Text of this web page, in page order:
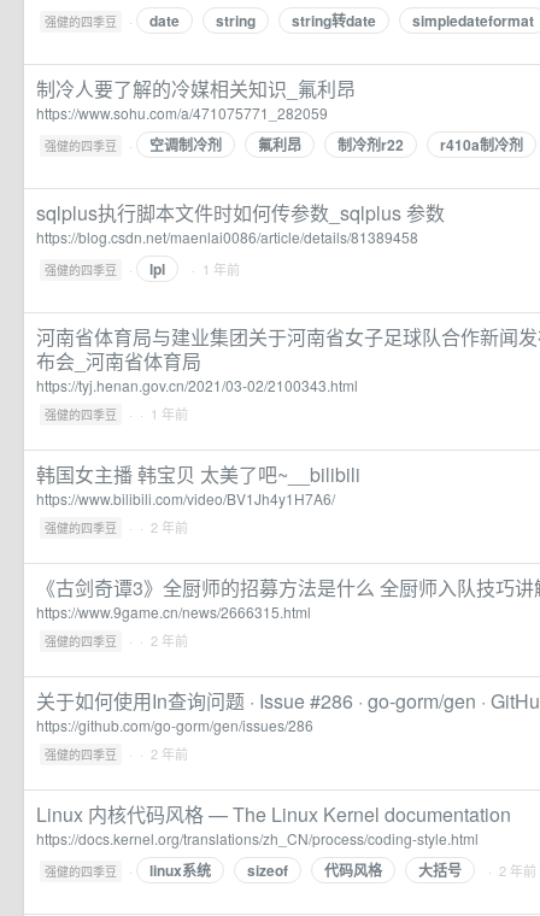
强健的四季豆 · date string string转date simpledateformat
制冷人要了解的冷媒相关知识_氟利昂
https://www.sohu.com/a/471075771_282059
强健的四季豆 · 空调制冷剂 氟利昂 制冷剂r22 r410a制冷剂
sqlplus执行脚本文件时如何传参数_sqlplus 参数
https://blog.csdn.net/maenlai0086/article/details/81389458
强健的四季豆 · lpl · 1 年前
河南省体育局与建业集团关于河南省女子足球队合作新闻
布会_河南省体育局
https://tyj.henan.gov.cn/2021/03-02/2100343.html
强健的四季豆 · · 1 年前
韩国女主播 韩宝贝 太美了吧~__bilibili
https://www.bilibili.com/video/BV1Jh4y1H7A6/
强健的四季豆 · · 2 年前
《古剑奇谭3》全厨师的招募方法是什么 全厨师入队技巧
https://www.9game.cn/news/2666315.html
强健的四季豆 · · 2 年前
关于如何使用In查询问题 · Issue #286 · go-gorm/gen ·
https://github.com/go-gorm/gen/issues/286
强健的四季豆 · · 2 年前
Linux 内核代码风格 — The Linux Kernel documentation
https://docs.kernel.org/translations/zh_CN/process/coding-style.html
强健的四季豆 · linux系统 sizeof 代码风格 大括号 · 2 年前